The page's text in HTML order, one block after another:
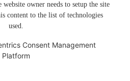
owner needs to setup the site
content to the list of technologies
used.
Consent Management
Platform